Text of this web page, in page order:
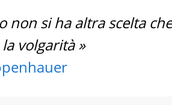
non si ha altra scelta
volgarità »